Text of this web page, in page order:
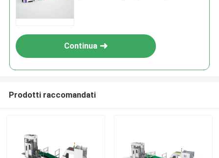
Continua
Prodotti raccomandati